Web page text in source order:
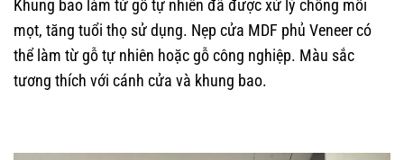
Khung bao làm từ gỗ tự nhiên đã được xử lý chống mối
mọt, tăng tuổi thọ sử dụng. Nẹp cửa MDF phủ Veneer có
thể làm từ gỗ tự nhiên hoặc gỗ công nghiệp. Màu sắc
tương thích với cánh cửa và khung bao.